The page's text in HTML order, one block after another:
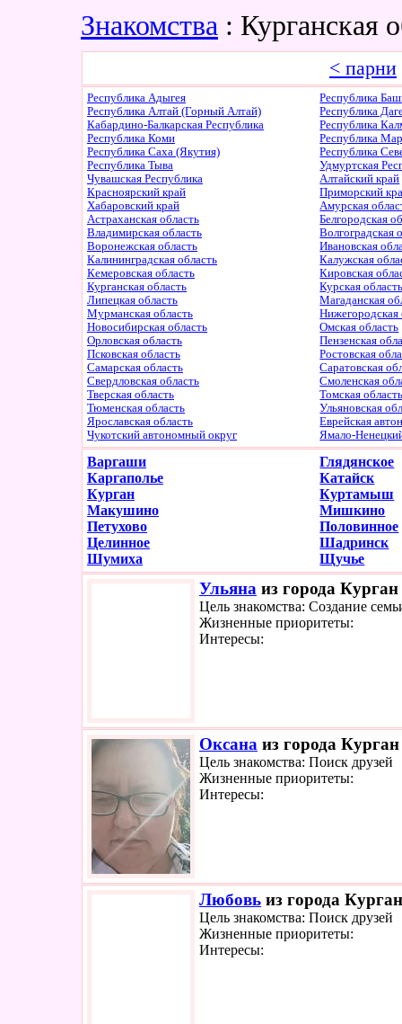
Знакомства : Курганская
< парни
Республика Адыгея
Республика
Республика Алтай (Горный Алтай)
Республика
Кабардино-Балкарская Республика
Республика
Республика Коми
Республика
Республика Саха (Якутия)
Республика
Республика Тыва
Удмуртская
Чувашская Республика
Алтайский край
Красноярский край
Приморский
Хабаровский край
Амурская
Астраханская область
Белгородская
Владимирская область
Волгоградская
Воронежская область
Ивановская
Калининградская область
Калужская
Кемеровская область
Кировская
Курганская область
Курская
Липецкая область
Магаданская
Мурманская область
Нижегородская
Новосибирская область
Омская область
Орловская область
Пензенская
Псковская область
Ростовская
Самарская область
Саратовская
Свердловская область
Смоленская
Тверская область
Томская
Тюменская область
Ульяновская
Ярославская область
Еврейская
Чукотский автономный округ
Ямало-
Варгаши
Глядянское
Каргаполье
Катайск
Курган
Куртамыш
Макушино
Мишкино
Петухово
Половинное
Целинное
Шадринск
Шумиха
Щучье
Ульяна из города
Цель знакомства: Создание
Жизненные приоритеты:
Интересы:
Оксана из города
Цель знакомства: Поиск друзей
Жизненные приоритеты:
Интересы:
Любовь из города
Цель знакомства: Поиск друзей
Жизненные приоритеты:
Интересы: